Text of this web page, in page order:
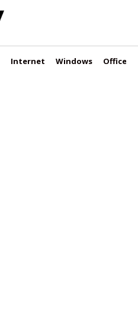
Internet Windows Office &